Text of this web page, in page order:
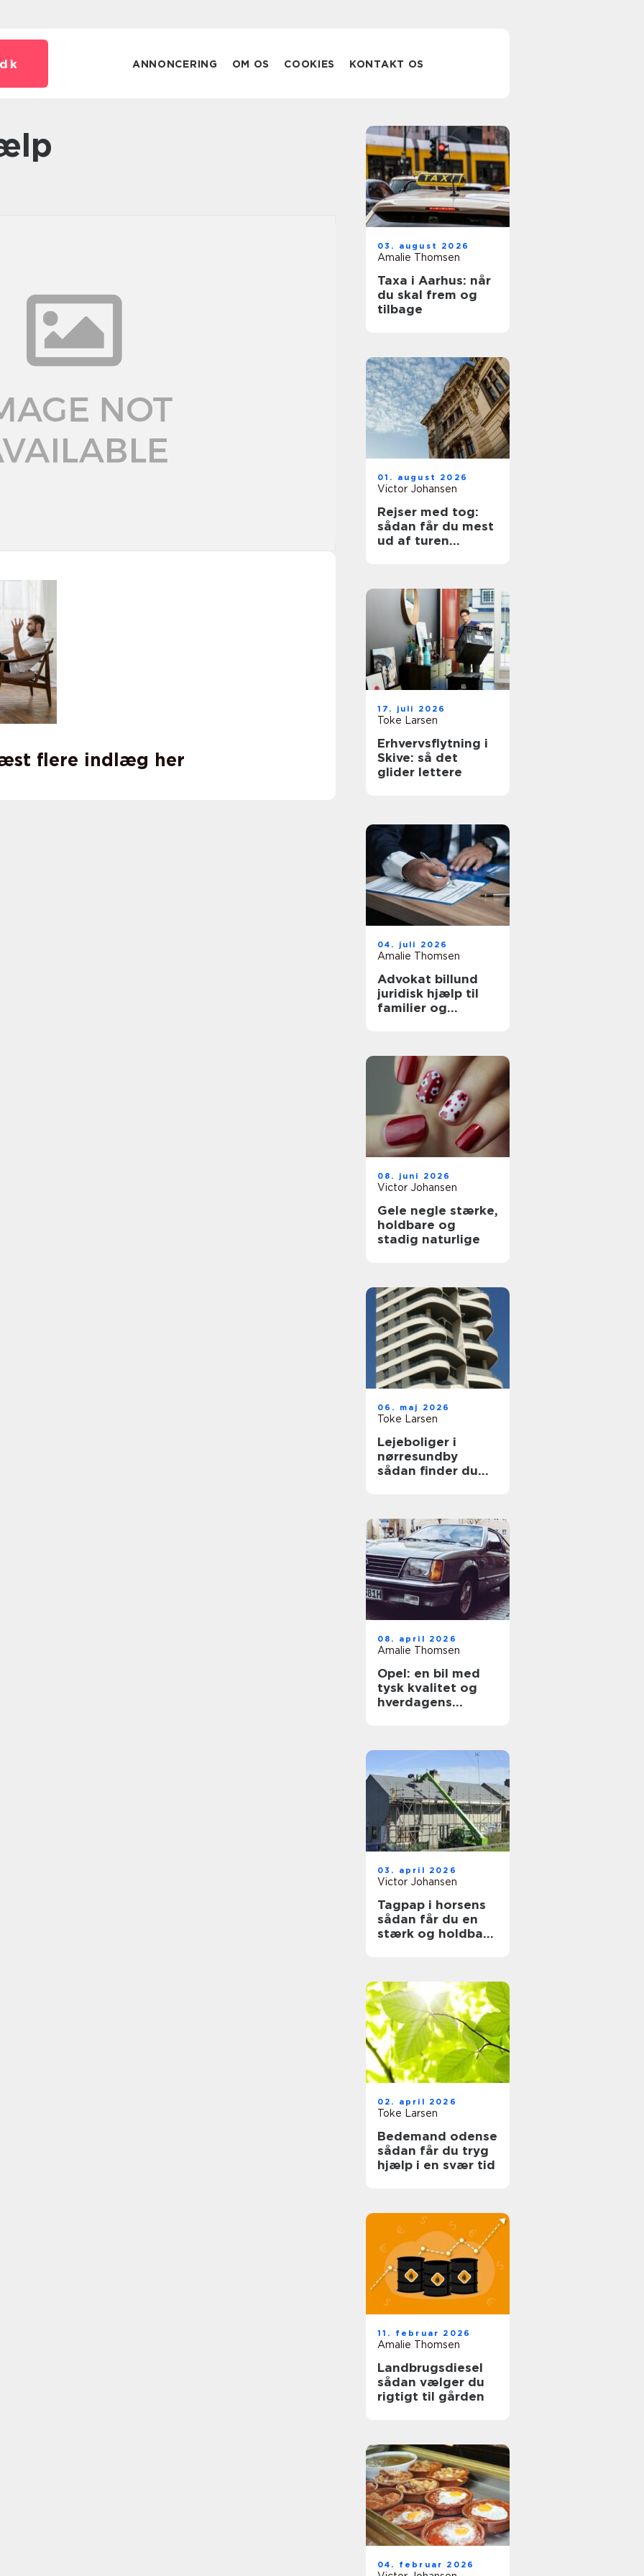
dk ANNONCERING OM OS COOKIES KONTAKT OS
flere indlæg her
03. august 2026
Amalie Thomsen
Taxa i Aarhus: når
du skal frem og
tilbage
01. august 2026
Victor Johansen
Rejser med tog:
sådan får du mest
ud af turen
17. juli 2026
Toke Larsen
Erhvervsflytning i
Skive: så det
glider lettere
04. juli 2026
Amalie Thomsen
Advokat billund
juridisk hjælp til
familier og
08. juni 2026
Victor Johansen
Gele negle stærke,
holdbare og
stadig naturlige
06. maj 2026
Toke Larsen
Lejeboliger i
nørresundby
sådan finder du
08. april 2026
Amalie Thomsen
Opel: en bil med
tysk kvalitet og
hverdagens
03. april 2026
Victor Johansen
Tagpap i horsens
sådan får du en
stærk og holdbar
02. april 2026
Toke Larsen
Bedemand odense
sådan får du tryg
hjælp i en svær tid
11. februar 2026
Amalie Thomsen
Landbrugsdiesel
sådan vælger du
rigtigt til gården
04. februar 2026